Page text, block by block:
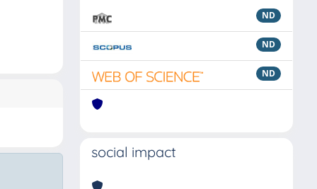
ND
ND
ND
social impact